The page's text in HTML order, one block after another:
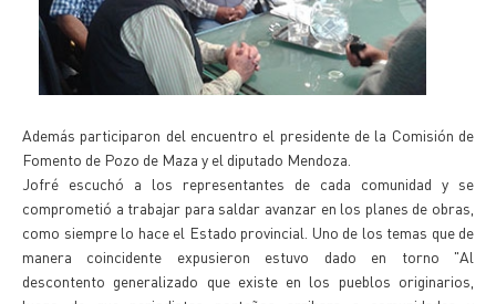
Además participaron del encuentro el presidente de la Comisión de
Fomento de Pozo de Maza y el diputado Mendoza.
Jofré escuchó a los representantes de cada comunidad y se
comprometió a trabajar para saldar avanzar en los planes de obras,
como siempre lo hace el Estado provincial. Uno de los temas que de
manera coincidente expusieron estuvo dado en torno "Al
descontento generalizado que existe en los pueblos originarios,